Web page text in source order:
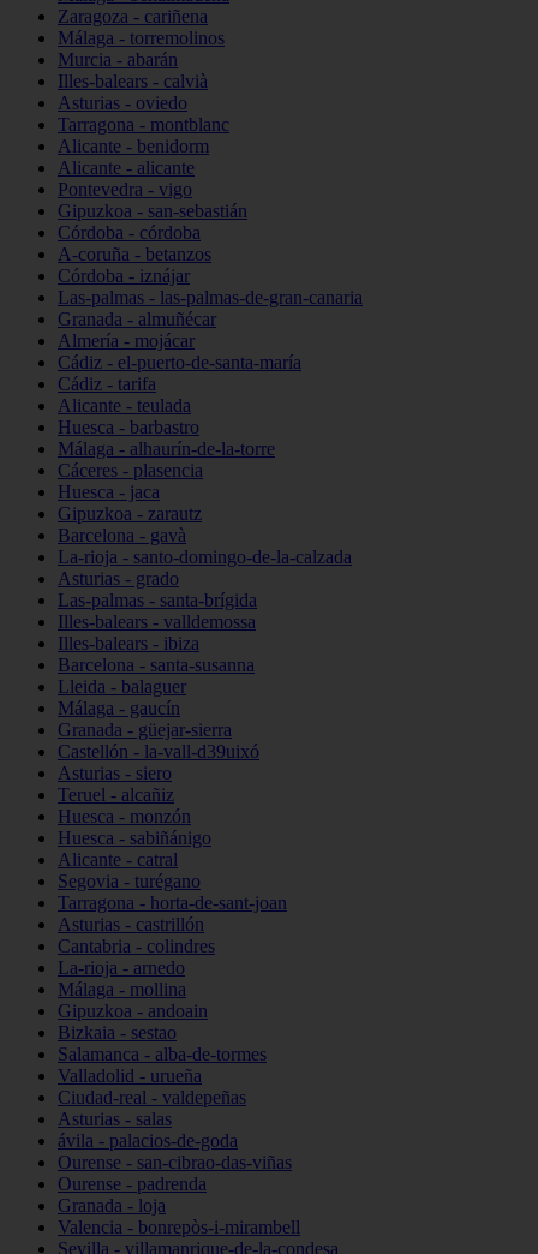
Zaragoza - cariñena
Málaga - torremolinos
Murcia - abarán
Illes-balears - calvià
Asturias - oviedo
Tarragona - montblanc
Alicante - benidorm
Alicante - alicante
Pontevedra - vigo
Gipuzkoa - san-sebastián
Córdoba - córdoba
A-coruña - betanzos
Córdoba - iznájar
Las-palmas - las-palmas-de-gran-canaria
Granada - almuñécar
Almería - mojácar
Cádiz - el-puerto-de-santa-maría
Cádiz - tarifa
Alicante - teulada
Huesca - barbastro
Málaga - alhaurín-de-la-torre
Cáceres - plasencia
Huesca - jaca
Gipuzkoa - zarautz
Barcelona - gavà
La-rioja - santo-domingo-de-la-calzada
Asturias - grado
Las-palmas - santa-brígida
Illes-balears - valldemossa
Illes-balears - ibiza
Barcelona - santa-susanna
Lleida - balaguer
Málaga - gaucín
Granada - güejar-sierra
Castellón - la-vall-d39uixó
Asturias - siero
Teruel - alcañiz
Huesca - monzón
Huesca - sabiñánigo
Alicante - catral
Segovia - turégano
Tarragona - horta-de-sant-joan
Asturias - castrillón
Cantabria - colindres
La-rioja - arnedo
Málaga - mollina
Gipuzkoa - andoain
Bizkaia - sestao
Salamanca - alba-de-tormes
Valladolid - urueña
Ciudad-real - valdepeñas
Asturias - salas
ávila - palacios-de-goda
Ourense - san-cibrao-das-viñas
Ourense - padrenda
Granada - loja
Valencia - bonrepòs-i-mirambell
Sevilla - villamanrique-de-la-condesa